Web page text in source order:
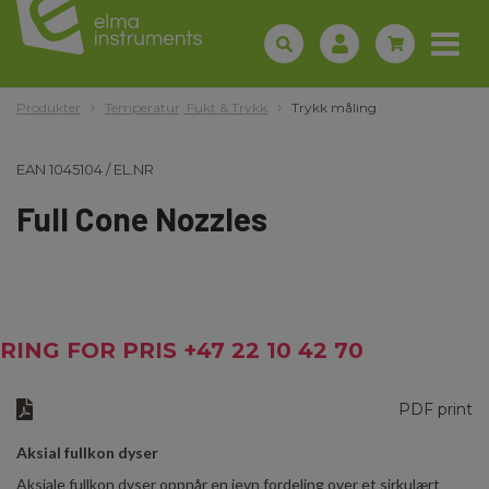
Produkter Temperatur, Fukt & Trykk Trykk måling
EAN 1045104/EL.NR
Full Cone Nozzles
RING FOR PRIS +47 22 10 42 70
PDF print
Aksial fullkon dyser
Aksiale fullkon dyser oppnår en jevn fordeling over et sirkulært